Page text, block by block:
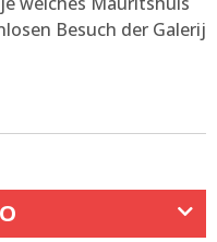
Besuch der Galerij